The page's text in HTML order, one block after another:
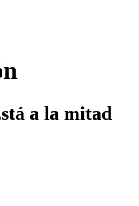
a la mitad